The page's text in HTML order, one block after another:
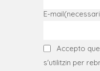
E-mail
Accepto
s'utilitzin per